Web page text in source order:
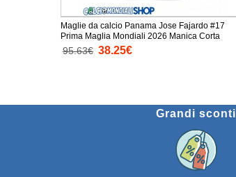
Maglie da calcio Panama Jose Fajardo #17
Prima Maglia Mondiali 2026 Manica Corta
95.63€ 38.25€
Grandi sconti